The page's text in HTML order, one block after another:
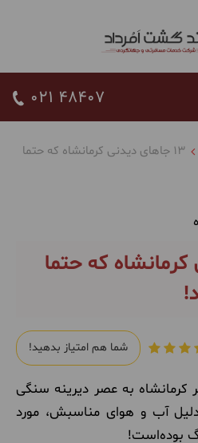
021 48407
13 جاهای دیدنی کرمانشاه که حتما
کرمانشاه که حتما
شما هم امتیاز بدهید!
کرمانشاه به عصر دیرینه سنگی
آب و هوای مناسبش، مورد
بوده‌است!